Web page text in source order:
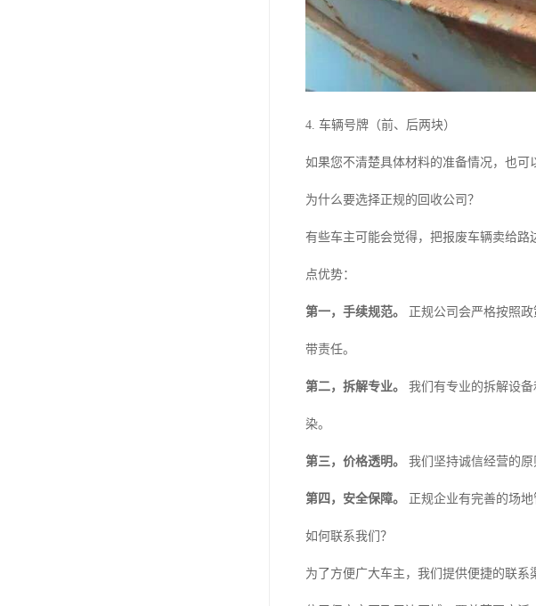
4. 车辆号牌（前、后两块）
如果您不清楚具体材料的准备情况，也可
为什么要选择正规的回收公司？
有些车主可能会觉得，把报废车辆卖给
点优势：
第一，手续规范。 正规公司会严格按照
带责任。
第二，拆解专业。 我们有专业的拆解设
染。
第三，价格透明。 我们坚持诚信经营的
第四，安全保障。 正规企业有完善的场
如何联系我们？
为了方便广大车主，我们提供便捷的联系